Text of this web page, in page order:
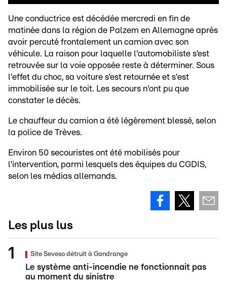
Une conductrice est décédée mercredi en fin de
matinée dans la région de Palzem en Allemagne après
avoir percuté frontalement un camion avec son
véhicule. La raison pour laquelle l'automobiliste s’est
retrouvée sur la voie opposée reste à déterminer. Sous
l'effet du choc, sa voiture s’est retournée et s'est
immobilisée sur le toit. Les secours n'ont pu que
constater le décès.
Le chauffeur du camion a été légèrement blessé, selon
la police de Trèves.
Environ 50 secouristes ont été mobilisés pour
l’intervention, parmi lesquels des équipes du CGDIS,
selon les médias allemands.
Les plus lus
Site Seveso détruit à Gandrange
Le système anti-incendie ne fonctionnait pas
au moment du sinistre